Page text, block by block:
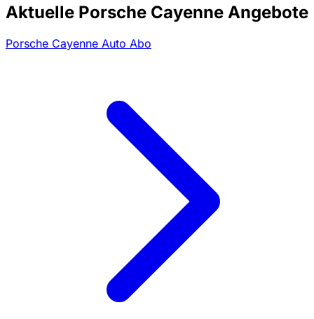
Aktuelle Porsche Cayenne Angebote
Porsche Cayenne Auto Abo